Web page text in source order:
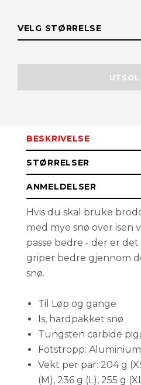
VELG STØRRELSE
STØRRELSE
L
S Få
BESKRIVELSE
STØRRELSER
ANMELDELSER
Hvis du skal bruke
med mye snø over isen
passe bedre - der er
griper bedre gjennom
snø.
Til Løp og gange
Is, hardpakket snø
Tungsten carbide
Fotstropp:
Vekt per par: 204 g
(M), 236 g (L), 255 g